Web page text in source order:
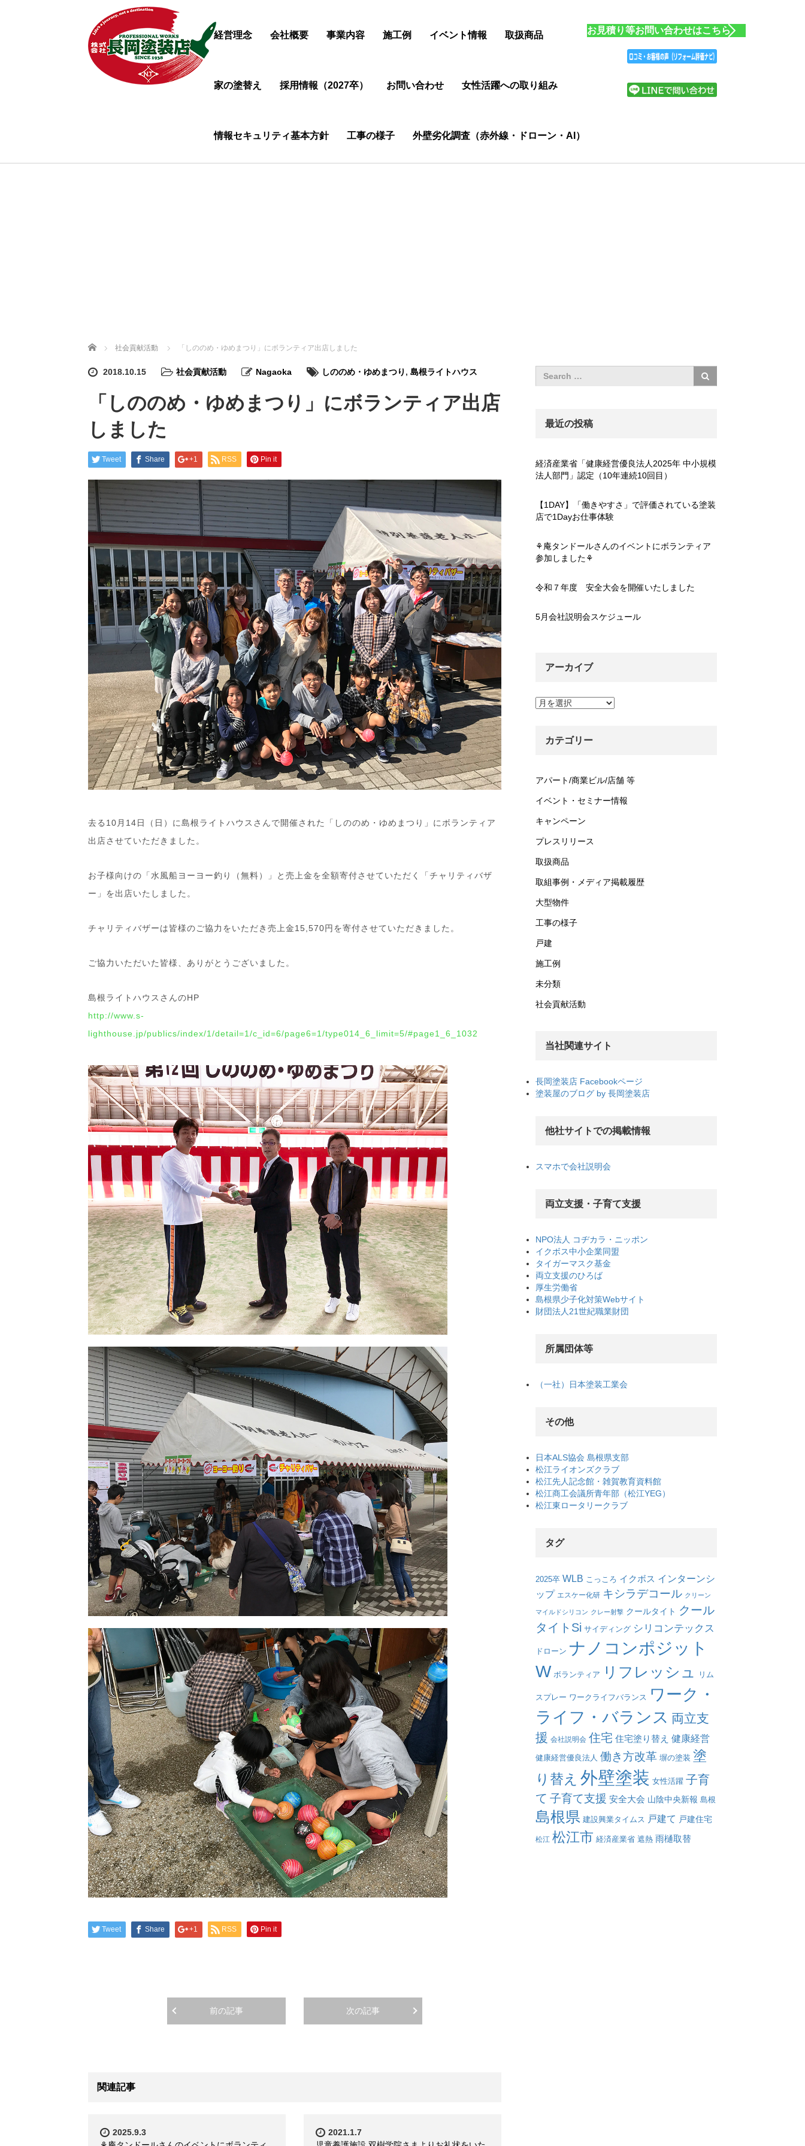
経営理念 会社概要 事業内容 施工例 イベント情報 取扱商品
家の塗替え 採用情報（2027卒） お問い合わせ 女性活躍への取り組み
情報セキュリティ基本方針 工事の様子 外壁劣化調査（赤外線・ドローン・AI）
お見積り等お問い合わせはこちら
ホーム 社会貢献活動 「しののめ・ゆめまつり」にボランティア出店しました
2018.10.15 社会貢献活動 Nagaoka しののめ・ゆめまつり , 島根ライトハウス
「しののめ・ゆめまつり」にボランティア出店
しました
Tweet Share +1 RSS Pin it
去る10月14日（日）に島根ライトハウスさんで開催された「しののめ・ゆめまつり」にボランティア
出店させていただきました。
お子様向けの「水風船ヨーヨー釣り（無料）」と売上金を全額寄付させていただく「チャリティバザ
ー」を出店いたしました。
チャリティバザーは皆様のご協力をいただき売上金15,570円を寄付させていただきました。
ご協力いただいた皆様、ありがとうございました。
島根ライトハウスさんのHP
http://www.s-
lighthouse.jp/publics/index/1/detail=1/c_id=6/page6=1/type014_6_limit=5/#page1_6_1032
Tweet Share +1 RSS Pin it
前の記事 次の記事
関連記事
2025.9.3
2021.1.7
最近の投稿
経済産業省「健康経営優良法人2025年 中小規模
法人部門」認定（10年連続10回目）
【1DAY】「働きやすさ」で評価されている塗装
店で1Dayお仕事体験
⚘庵タンドールさんのイベントにボランティア
参加しました⚘
令和７年度 安全大会を開催いたしました
5月会社説明会スケジュール
アーカイブ
ア
カテゴリー
アパート/商業ビル/店舗 等
イベント・セミナー情報
キャンペーン
プレスリリース
取扱商品
取組事例・メディア掲載履歴
大型物件
工事の様子
戸建
施工例
未分類
社会貢献活動
当社関連サイト
長岡塗装店 Facebookページ
塗装屋のブログ by 長岡塗装店
他社サイトでの掲載情報
スマホで会社説明会
両立支援・子育て支援
NPO法人 コヂカラ・ニッポン
イクボス中小企業同盟
タイガーマスク基金
両立支援のひろば
厚生労働省
島根県少子化対策Webサイト
財団法人21世紀職業財団
所属団体等
（一社）日本塗装工業会
その他
日本ALS協会 島根県支部
松江ライオンズクラブ
松江先人記念館・雑賀教育資料館
松江商工会議所青年部（松江YEG）
松江東ロータリークラブ
タグ
2025卒 WLB こっころ イクボス インターンシ
ップ エスケー化研 キシラデコール クリーン
マイルドシリコン クレー射撃 クールタイト クール
タイトSi サイディング シリコンテックス
ドローン ナノコンポジット
W ボランティア リフレッシュ リム
スプレー ワークライフバランス ワーク・
ライフ・バランス 両立支
援 会社説明会 住宅 住宅塗り替え 健康経営
健康経営優良法人 働き方改革 塀の塗装 塗
り替え 外壁塗装 女性活躍 子育
て 子育て支援 安全大会 山陰中央新報 島根
島根県 建設興業タイムス 戸建て 戸建住宅
松江 松江市 経済産業省 遮熱 雨樋取替